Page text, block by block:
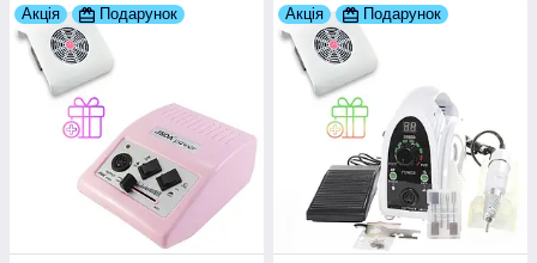
Акція Подарунок Акція Подарунок